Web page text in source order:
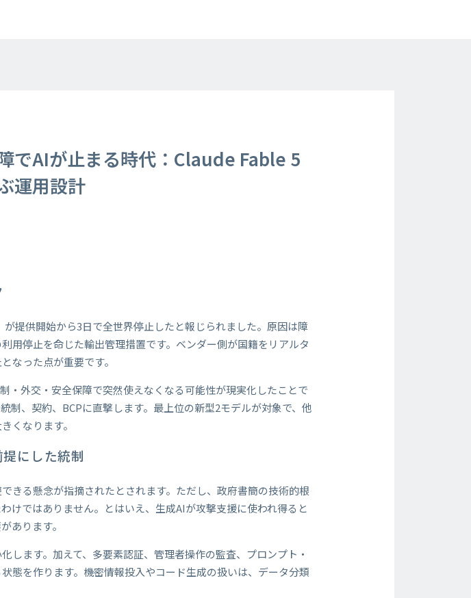
でAIが止まる時代：Claude Fable 5
運用設計
提供開始から3日で全世界停止したと報じられました。原因は障
用停止を命じた輸出管理措置です。ベンダー側が国籍をリアルタ
なった点が重要です。
・外交・安全保障で突然使えなくなる可能性が現実化したことで
制、契約、BCPに直撃します。最上位の新型2モデルが対象で、他
くなります。
にした統制
きる懸念が指摘されたとされます。ただし、政府書簡の技術的根
けではありません。とはいえ、生成AIが攻撃支援に使われ得ると
あります。
ます。加えて、多要素認証、管理者操作の監査、プロンプト・
態を作ります。機密情報投入やコード生成の扱いは、データ分類